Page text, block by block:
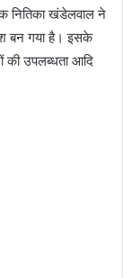
नितिका खंडेलवाल ने
बन गया है। इसके
उपलब्धता आदि